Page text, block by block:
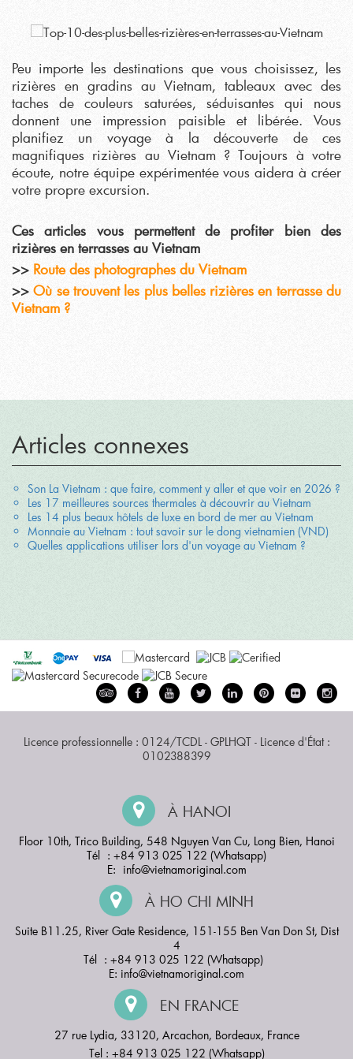
Peu importe les destinations que vous choisissez, les
rizières en gradins au Vietnam, tableaux avec des
taches de couleurs saturées, séduisantes qui nous
donnent une impression paisible et libérée. Vous
planifiez un voyage à la découverte de ces
magnifiques rizières au Vietnam ? Toujours à votre
écoute, notre équipe expérimentée vous aidera à créer
votre propre excursion.
Ces articles vous permettent de profiter bien des
rizières en terrasses au Vietnam
>> Route des photographes du Vietnam
>>Où se trouvent les plus belles rizières en terrasse du
Vietnam ?
Articles connexes
Son La Vietnam : que faire, comment y aller et que voir en 2026 ?
Les 17 meilleures sources thermales à découvrir au Vietnam
Les 14 plus beaux hôtels de luxe en bord de mer au Vietnam
Monnaie au Vietnam : tout savoir sur le dong vietnamien (VND)
Quelles applications utiliser lors d'un voyage au Vietnam ?
Licence professionnelle : 0124/TCDL - GPLHQT - Licence d'État :
0102388399
À HANOI
Floor 10th, Trico Building, 548 Nguyen Van Cu, Long Bien, Hanoi
Tél : +84 913 025 122 (Whatsapp)
E: info@vietnamoriginal.com
À HO CHI MINH
Suite B11.25, River Gate Residence, 151-155 Ben Van Don St, Dist
4
Tél : +84 913 025 122 (Whatsapp)
E: info@vietnamoriginal.com
EN FRANCE
27 rue Lydia, 33120, Arcachon, Bordeaux, France
Tel : +84 913 025 122 (Whatsapp)